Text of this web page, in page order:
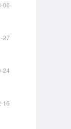
06
27
24
16